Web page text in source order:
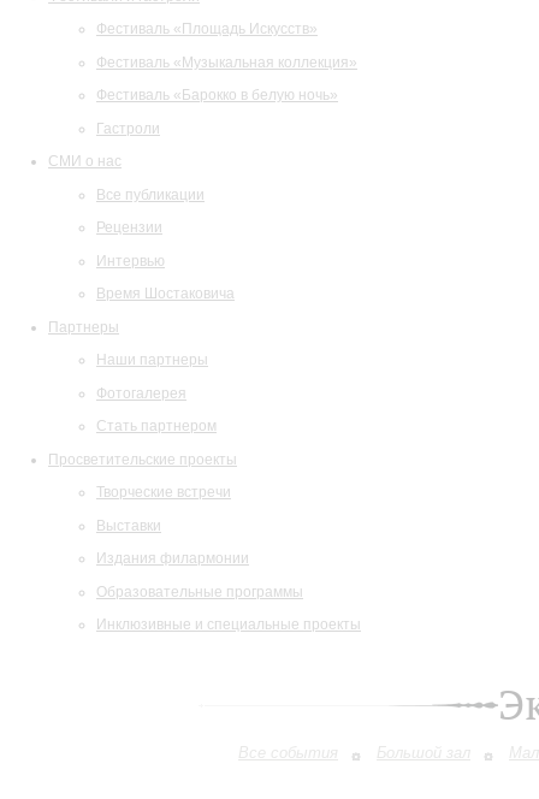
Фестиваль «Площадь Искусств»
Фестиваль «Музыкальная коллекция»
Фестиваль «Барокко в белую ночь»
Гастроли
СМИ о нас
Все публикации
Рецензии
Интервью
Время Шостаковича
Партнеры
Наши партнеры
Фотогалерея
Стать партнером
Просветительские проекты
Творческие встречи
Выставки
Издания филармонии
Образовательные программы
Инклюзивные и специальные проекты
Все события Большой зал